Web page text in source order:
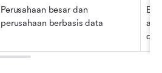
Perusahaan besar dan
perusahaan berbasis data